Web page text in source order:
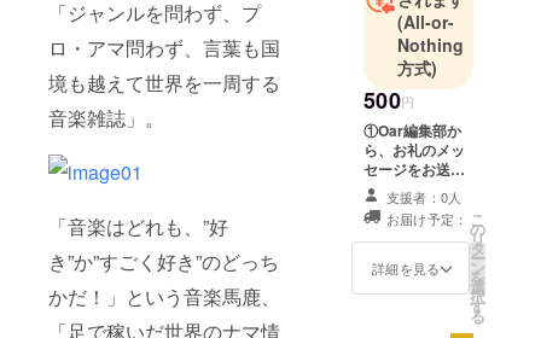
「ジャンルを問わず、プ
ロ・アマ問わず、言葉も国
境も越えて世界を一周する
音楽雑誌」。
「音楽はどれも、”好
き”か”すごく好き”のどっち
かだ！」という音楽馬鹿、
「足で稼いだ世界のナマ情
たくなり、
思い余って
東京外大の
アラビア語
専攻へ入
学。アラビ
ア語と平和
構築を専攻
しつつ、青
ルドゥー語
(All-or-
Nothing
方式)
500円
①Oar編集部か
ら、お礼のメッ
セージをお送り
いたします。
支援者：0人
お届け予定：
詳細を見る
こ
の
リ
タ
ー
ン
を
選
択
す
る